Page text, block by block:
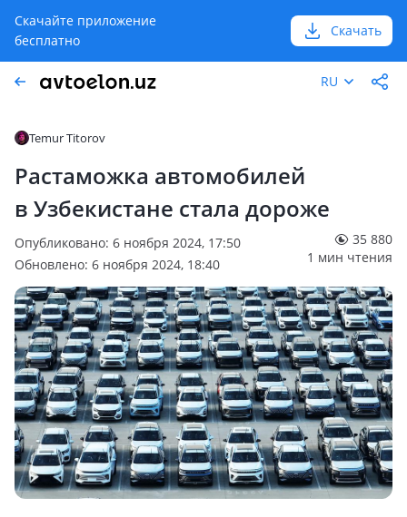
Скачайте приложение
бесплатно
Скачать
RU
Temur Titorov
Растаможка автомобилей
в Узбекистане стала дороже
Опубликовано: 6 ноября 2024, 17:50
Обновлено: 6 ноября 2024, 18:40
35 880
1 мин чтения